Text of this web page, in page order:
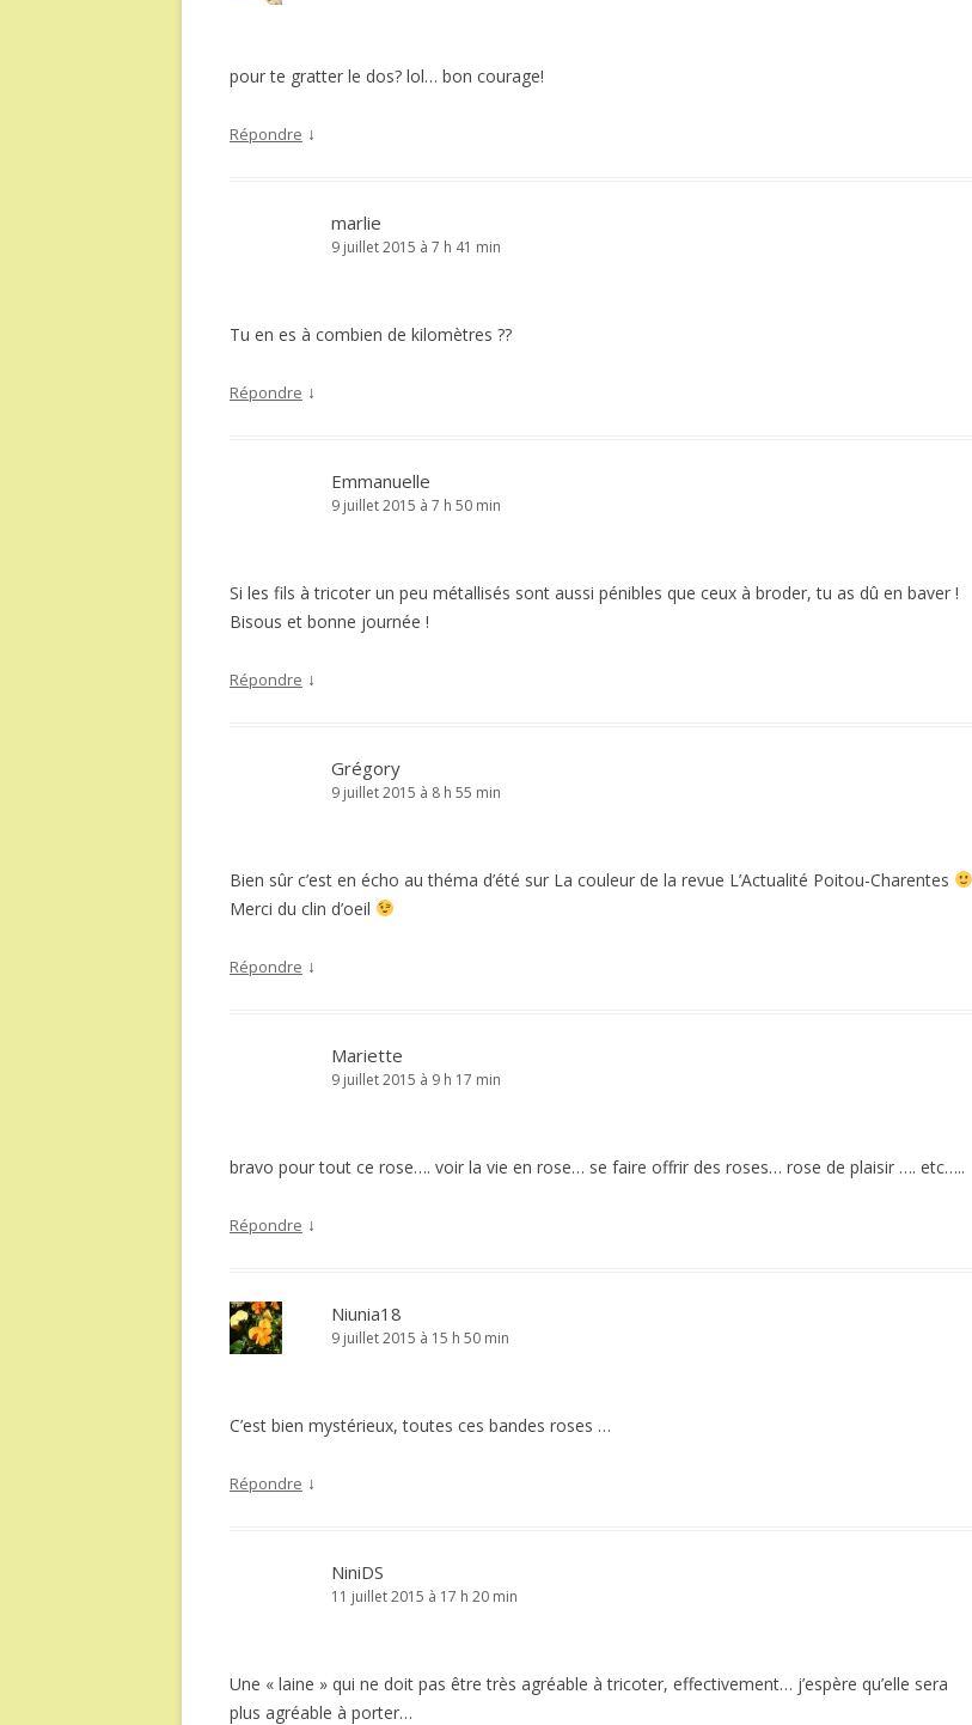
pour te gratter le dos? lol… bon courage!
Répondre ↓
marlie
9 juillet 2015 à 7 h 41 min
Tu en es à combien de kilomètres ??
Répondre ↓
Emmanuelle
9 juillet 2015 à 7 h 50 min
Si les fils à tricoter un peu métallisés sont aussi pénibles que ceux à broder, tu as dû en baver !
Bisous et bonne journée !
Répondre ↓
Grégory
9 juillet 2015 à 8 h 55 min
Bien sûr c’est en écho au théma d’été sur La couleur de la revue L’Actualité Poitou-Charentes
Merci du clin d’oeil
Répondre ↓
Mariette
9 juillet 2015 à 9 h 17 min
bravo pour tout ce rose…. voir la vie en rose… se faire offrir des roses… rose de plaisir …. etc…..
Répondre ↓
Niunia18
9 juillet 2015 à 15 h 50 min
C’est bien mystérieux, toutes ces bandes roses …
Répondre ↓
NiniDS
11 juillet 2015 à 17 h 20 min
Une « laine » qui ne doit pas être très agréable à tricoter, effectivement… j’espère qu’elle sera
plus agréable à porter…